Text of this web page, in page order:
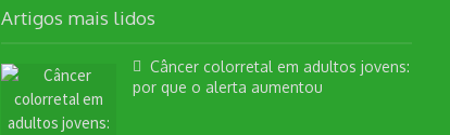
Artigos mais lidos
Câncer colorretal em adultos jovens:
por que o alerta aumentou